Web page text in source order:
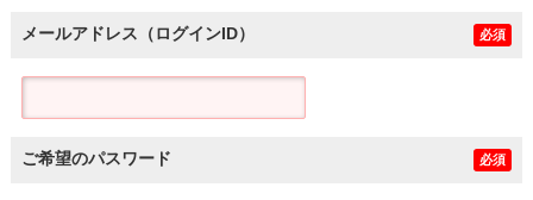
メールアドレス（ログインID） 必須
ご希望のパスワード 必須